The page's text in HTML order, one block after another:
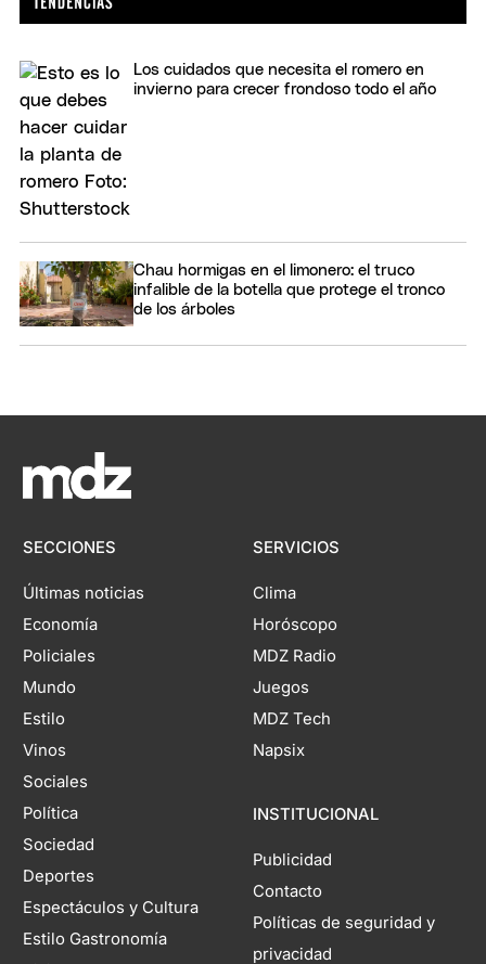
Los cuidados que necesita el romero en
invierno para crecer frondoso todo el año
Chau hormigas en el limonero: el truco
infalible de la botella que protege el tronco
de los árboles
SECCIONES
Últimas noticias
Economía
Policiales
Mundo
Estilo
Vinos
Sociales
Política
Sociedad
Deportes
Espectáculos y Cultura
Estilo Gastronomía
SERVICIOS
Clima
Horóscopo
MDZ Radio
Juegos
MDZ Tech
Napsix
INSTITUCIONAL
Publicidad
Contacto
Políticas de seguridad y
privacidad